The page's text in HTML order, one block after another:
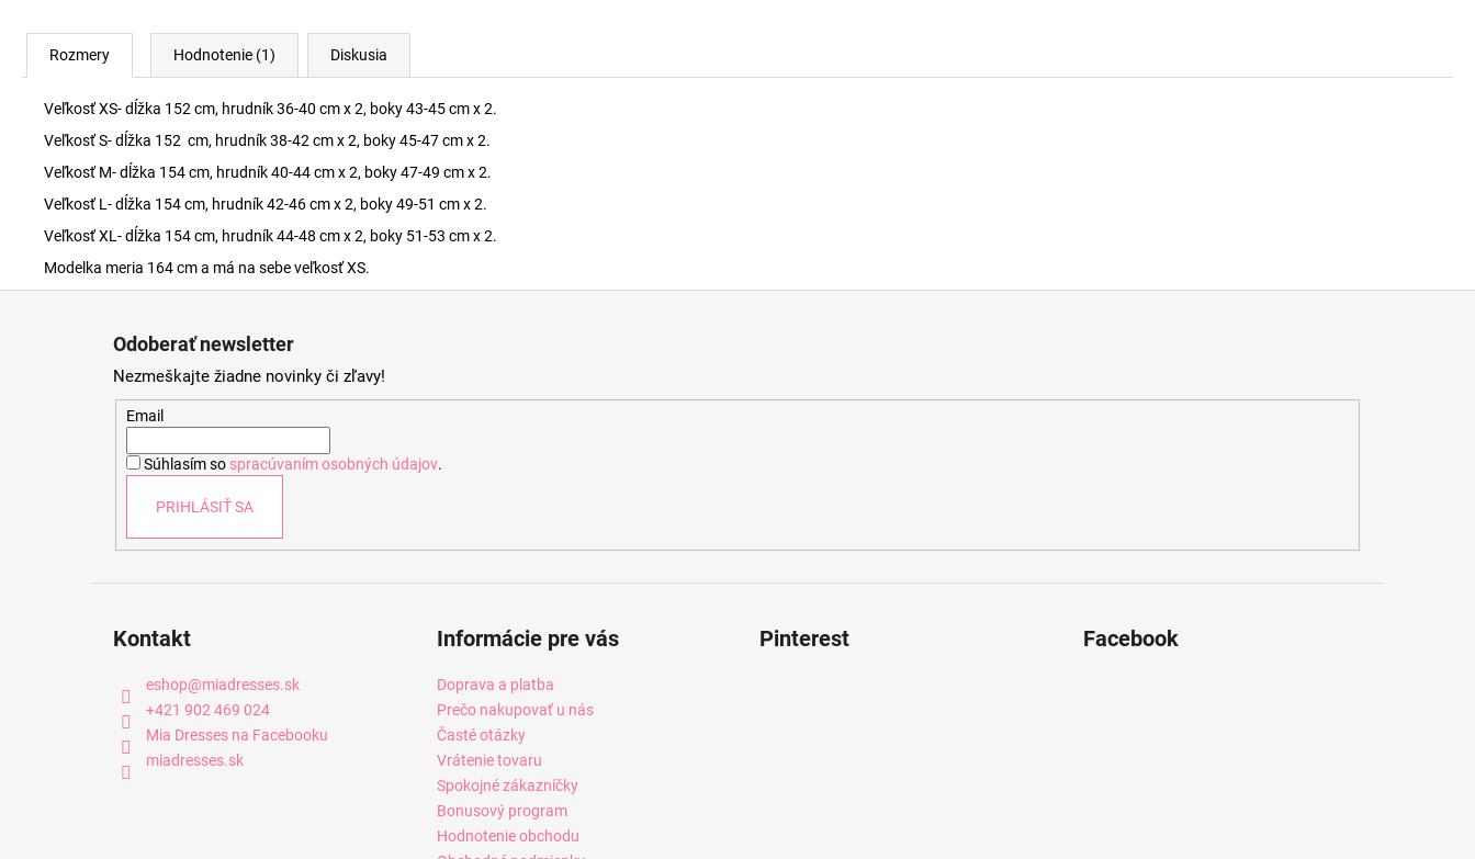
Rozmery Hodnotenie (1) Diskusia
Veľkosť XS- dĺžka 152 cm, hrudník 36-40 cm x 2, boky 43-45 cm x 2.
Veľkosť S- dĺžka 152 cm, hrudník 38-42 cm x 2, boky 45-47 cm x 2.
Veľkosť M- dĺžka 154 cm, hrudník 40-44 cm x 2, boky 47-49 cm x 2.
Veľkosť L- dĺžka 154 cm, hrudník 42-46 cm x 2, boky 49-51 cm x 2.
Veľkosť XL- dĺžka 154 cm, hrudník 44-48 cm x 2, boky 51-53 cm x 2.
Modelka meria 164 cm a má na sebe veľkosť XS.
Odoberať newsletter
Nezmeškajte žiadne novinky či zľavy!
Email
Súhlasím so spracúvaním osobných údajov.
PRIHLÁSIŤ SA
Kontakt
eshop@miadresses.sk
+421 902 469 024
Mia Dresses na Facebooku
miadresses.sk
Informácie pre vás
Doprava a platba
Prečo nakupovať u nás
Časté otázky
Vrátenie tovaru
Spokojné zákazníčky
Bonusový program
Hodnotenie obchodu
Pinterest Facebook